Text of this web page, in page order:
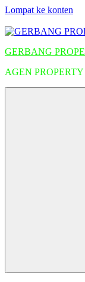
Lompat ke konten
GERBANG
AGEN